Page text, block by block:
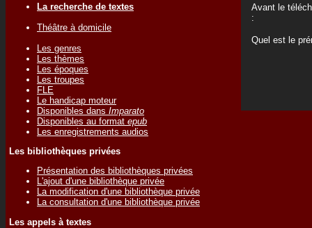
La recherche de textes
Théâtre à domicile
Les genres
Les thèmes
Les époques
Les troupes
FLE
Le handicap moteur
Disponibles dans Imparato
Disponibles au format epub
Les enregistrements audios
Les bibliothèques privées
Présentation des bibliothèques privées
L'ajout d'une bibliothèque privée
La modification d'une bibliothèque privée
La consultation d'une bibliothèque privée
Les appels à textes
Avant le
:
Quel est le